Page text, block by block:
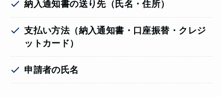
納入通知書の送り先（氏名・住所）
支払い方法（納入通知書・口座振替・クレジ
ットカード）
申請者の氏名